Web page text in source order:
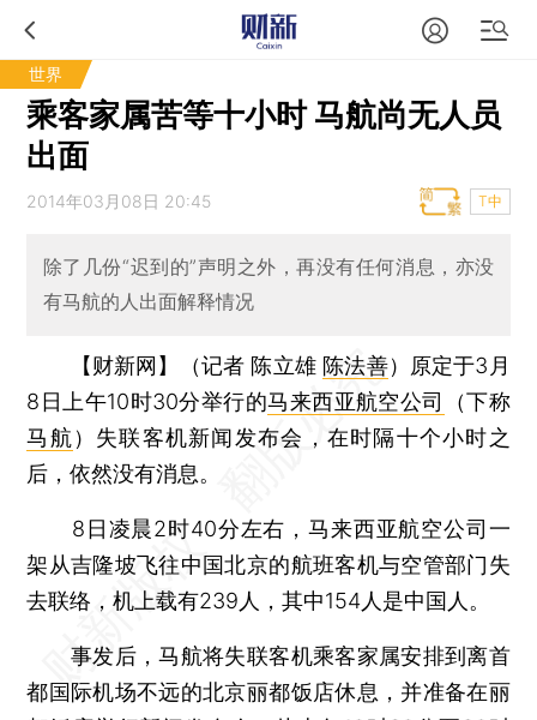
世界
乘客家属苦等十小时 马航尚无人员
出面
2014年03月08日 20:45 T中
除了几份“迟到的”声明之外，再没有任何消息，亦没
有马航的人出面解释情况
【财新网】（记者 陈立雄 陈法善） 原定于3月
8日上午10时30分举行的马来西亚航空公司
（下称
马航 ）失联客机新闻发布会，在时隔十个小时之
后，依然没有消息。
8日凌晨2时40分左右，马来西亚航空公司一
架从吉隆坡飞往中国北京的航班客机与空管部门失
去联络，机上载有239人，其中154人是中国人。
事发后，马航将失联客机乘客家属安排到离首
都国际机场不远的北京丽都饭店休息，并准备在丽